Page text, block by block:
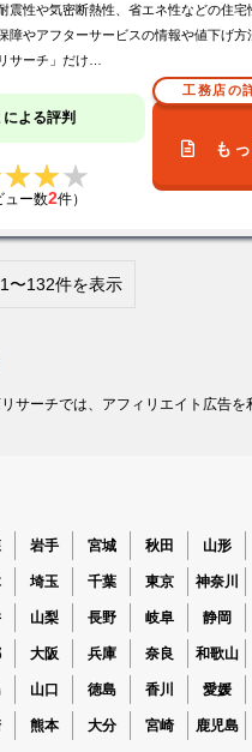
震性や気密断熱性、省エネ性などの住宅
障やアフターサービスの情報や値下げ方
サーチ」だけ…
による評判
ュー数2件）
工務店の
も
〜132件を表示
サーチでは、アフィリエイト広告を
岩手 宮城 秋田 山形
埼玉 千葉 東京 神奈川
山梨 長野 岐阜 静岡
大阪 兵庫 奈良 和歌山
山口 徳島 香川 愛媛
熊本 大分 宮崎 鹿児島